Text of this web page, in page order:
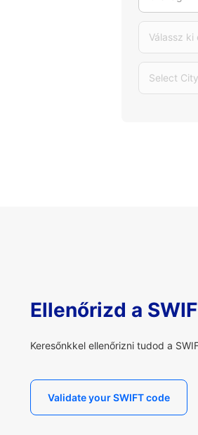
Válassz
Select City
Ellenőrizd a
Keresőnkkel ellenőrizni tudod a
Validate your SWIFT code